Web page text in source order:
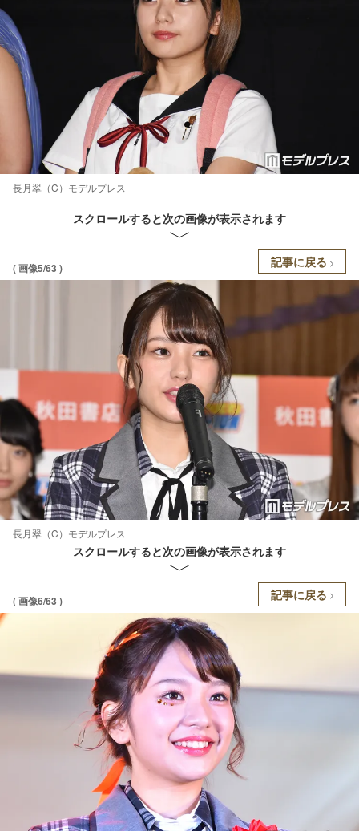
長月翠（C）モデルプレス
スクロールすると次の画像が表示されます
( 画像5/63 ) 記事に戻る
長月翠（C）モデルプレス
スクロールすると次の画像が表示されます
( 画像6/63 ) 記事に戻る